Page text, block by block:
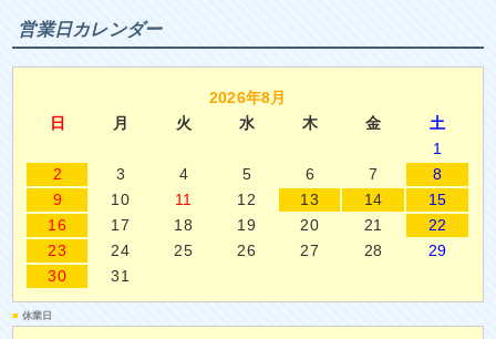
営業日カレンダー
2026年8月
日
月 火 水 木 金
土
1
2
3 4 5 6 7
8
9
10 11 12 13 14
15
16
17 18 19 20 21
22
23
24 25 26 27 28
29
30
31
■ 休業日